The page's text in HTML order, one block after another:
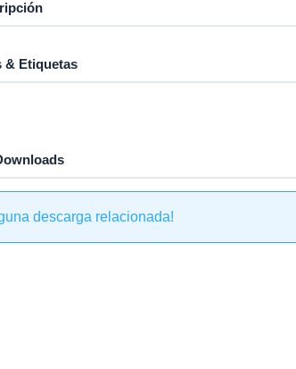
& Etiquetas
descarga relacionada!